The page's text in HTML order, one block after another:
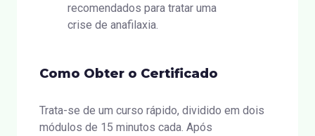
recomendados para tratar uma
crise de anafilaxia.
Como Obter o Certificado
Trata-se de um curso rápido, dividido em dois
módulos de 15 minutos cada. Após